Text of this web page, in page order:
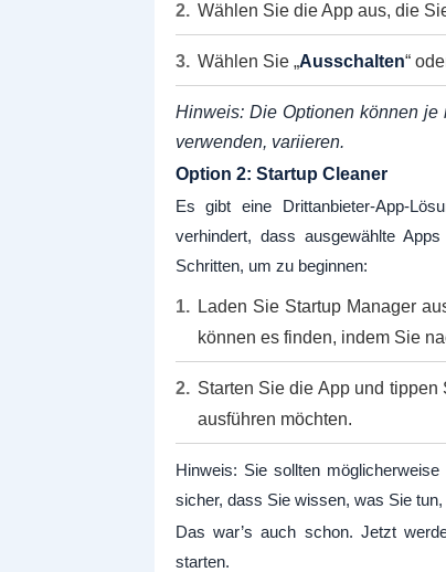
Wählen Sie die App aus, die
Wählen Sie „Ausschalten“
Hinweis: Die Optionen können je
verwenden, variieren.
Option 2: Startup Cleaner
Es gibt eine Drittanbieter-App-
verhindert, dass ausgewählte
Schritten, um zu beginnen:
Laden Sie Startup Manager
können es finden, indem Sie
Starten Sie die App und tippen
ausführen möchten.
Hinweis: Sie sollten
sicher, dass Sie wissen, was Sie
Das war’s auch schon. Jetzt
starten.